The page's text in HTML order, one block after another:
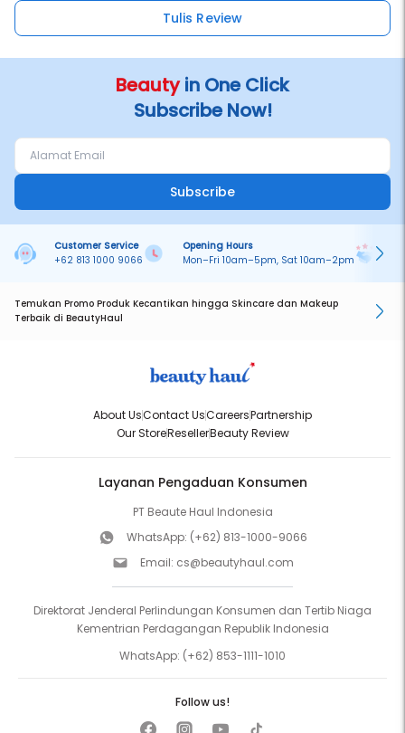
Tulis Review
Beautyin One Click
Subscribe Now!
Subscribe
Customer Service
+62 813 1000 9066
Opening Hours
Mon–Fri 10am–5pm, Sat 10am–2pm
Temukan Promo Produk Kecantikan hingga Skincare dan Makeup
Terbaik di BeautyHaul
About UsContact UsCareersPartnership
Our StoreResellerBeauty Review
Layanan Pengaduan Konsumen
PT Beaute Haul Indonesia
WhatsApp: (+62) 813-1000-9066
Email: cs@beautyhaul.com
Direktorat Jenderal Perlindungan Konsumen dan Tertib Niaga
Kementrian Perdagangan Republik Indonesia
WhatsApp: (+62) 853-1111-1010
Follow us!